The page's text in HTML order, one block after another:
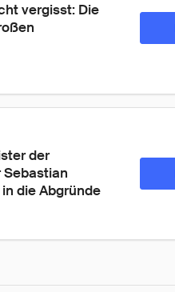
vergisst: Die
der
Sebastian
die Abgründe